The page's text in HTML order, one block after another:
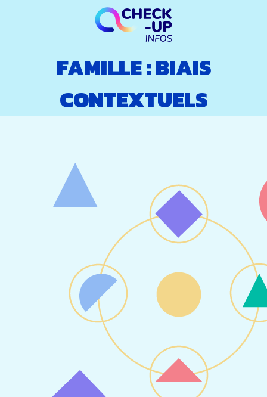
FAMILLE :BIAIS
CONTEXTUELS